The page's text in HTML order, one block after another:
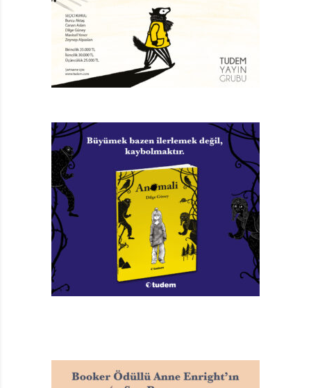
Bu Ayı Çocuk Bakamıyor
Ruth Quayle
Resimleyen: Alison Friend
Türkçeleştiren: Gökçe Yavaş
Yayıma Hazırlayan: Hülya Şat
Altın Kitaplar, 36 sayfa